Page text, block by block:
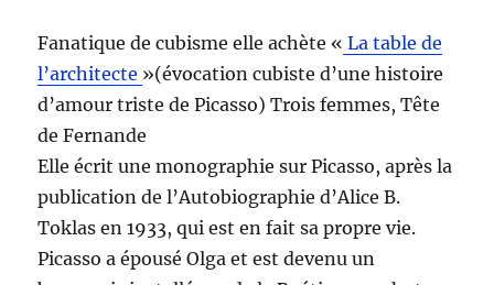
Fanatique de cubisme elle achète « La table de
l’architecte »(évocation cubiste d’une histoire
d’amour triste de Picasso) Trois femmes, Tête
de Fernande
Elle écrit une monographie sur Picasso, après la
publication de l’Autobiographie d’Alice B.
Toklas en 1933, qui est en fait sa propre vie.
Picasso a épousé Olga et est devenu un